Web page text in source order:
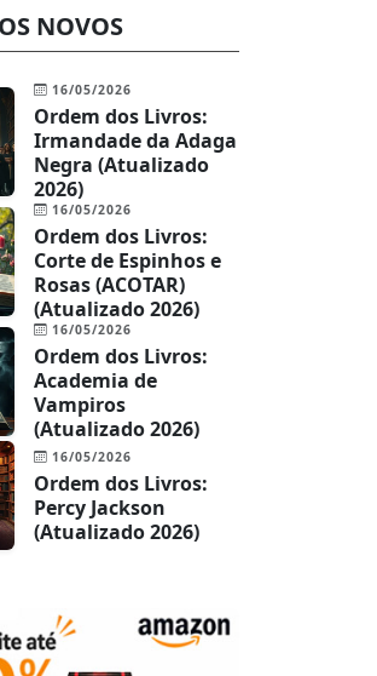
NOVOS
16/05/2026
Ordem dos Livros:
Irmandade da Adaga
Negra (Atualizado
2026)
16/05/2026
Ordem dos Livros:
Corte de Espinhos e
Rosas (ACOTAR)
(Atualizado 2026)
16/05/2026
Ordem dos Livros:
Academia de
Vampiros
(Atualizado 2026)
16/05/2026
Ordem dos Livros:
Percy Jackson
(Atualizado 2026)